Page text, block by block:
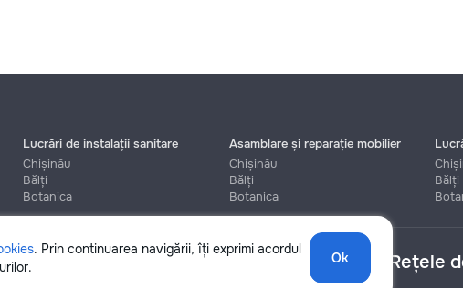
. Prin continuarea navigării, îți exprimi acordul
Ok
Lucrări de instalații sanitare
Chișinău
Bălți
Botanica
Asamblare și reparație mobilier
Chișinău
Bălți
Botanica
Bălți
Ajutor Rețele